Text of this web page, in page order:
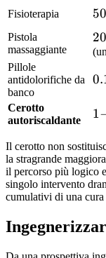
Fisioterapia
50
-
50
Pistola
massaggiante
20
-
20
Pillole
antidolorifiche da
banco
Cerotto
autoriscaldante
1
1
Il cerotto non
la stragrande
il percorso più logico
singolo intervento
cumulativi di una cura